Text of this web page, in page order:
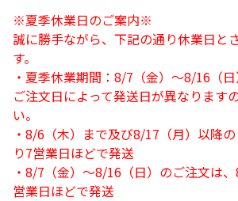
※夏季休業日のご案内※
誠に勝手ながら、下記の通り休業日と
す。
・夏季休業期間：8/7（金）～8/16（日
ご注文日によって発送日が異なります
い。
・8/6（木）まで及び8/17（月）以降
り7営業日ほどで発送
・8/7（金）～8/16（日）のご注文は
営業日ほどで発送